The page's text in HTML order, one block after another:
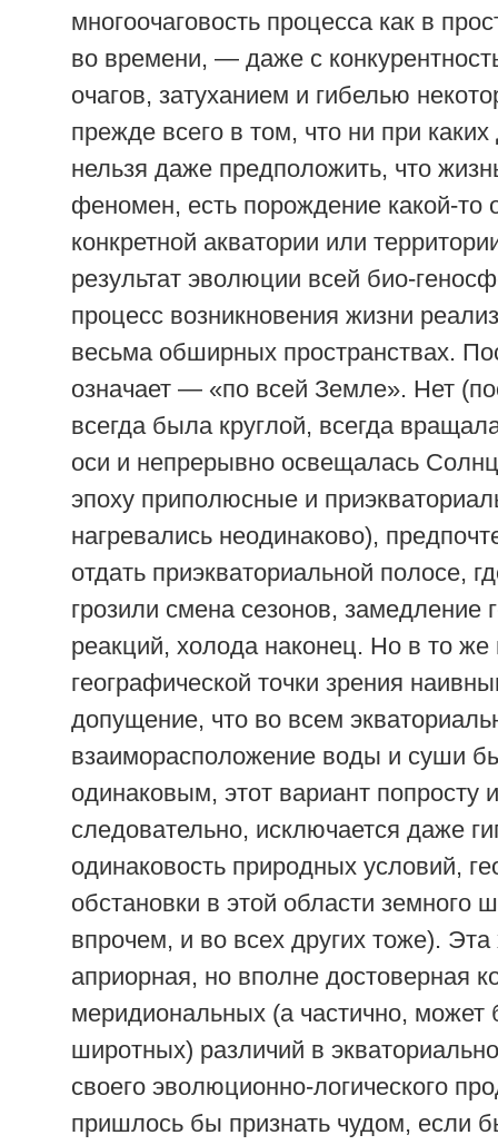
многоочаговость процесса как в
во времени, — даже с
очагов, затуханием и гибелью
прежде всего в том, что ни при
нельзя даже предположить, что
феномен, есть порождение какой-то
конкретной акватории или
результат эволюции всей био-
процесс возникновения жизни
весьма обширных пространствах.
означает — «по всей Земле». Нет
всегда была круглой, всегда
оси и непрерывно освещалась
эпоху приполюсные и
нагревались неодинаково),
отдать приэкваториальной полосе,
грозили смена сезонов, замедление
реакций, холода наконец. Но в то же
географической точки зрения
допущение, что во всем
взаиморасположение воды и суши
одинаковым, этот вариант попросту
следовательно, исключается даже
одинаковость природных условий,
обстановки в этой области земного
впрочем, и во всех других тоже). Эта
априорная, но вполне достоверная
меридиональных (а частично, может
широтных) различий в
своего эволюционно-логического
пришлось бы признать чудом, если